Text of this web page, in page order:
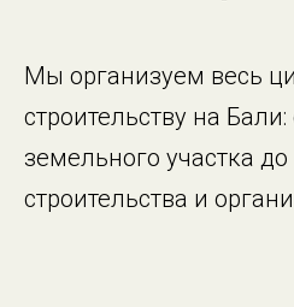
Мы организуем весь
строительству на
земельного участка
строительства и